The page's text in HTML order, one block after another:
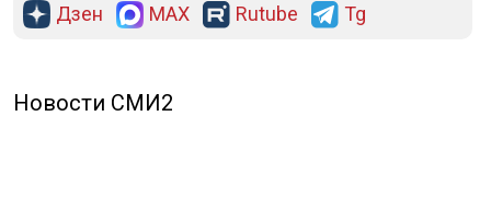
Дзен MAX Rutube Tg
Новости СМИ2